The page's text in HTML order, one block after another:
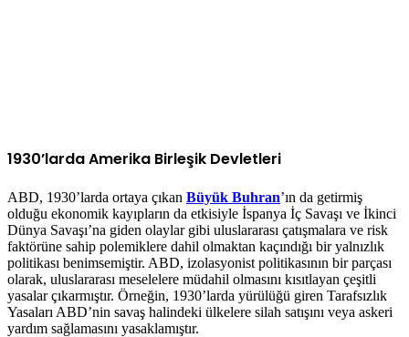
1930’larda Amerika Birleşik Devletleri
ABD, 1930’larda ortaya çıkan Büyük Buhran’ın da getirmiş
olduğu ekonomik kayıpların da etkisiyle İspanya İç Savaşı ve İkinci
Dünya Savaşı’na giden olaylar gibi uluslararası çatışmalara ve risk
faktörüne sahip polemiklere dahil olmaktan kaçındığı bir yalnızlık
politikası benimsemiştir. ABD, izolasyonist politikasının bir parçası
olarak, uluslararası meselelere müdahil olmasını kısıtlayan çeşitli
yasalar çıkarmıştır. Örneğin, 1930’larda yürülüğü giren Tarafsızlık
Yasaları ABD’nin savaş halindeki ülkelere silah satışını veya askeri
yardım sağlamasını yasaklamıştır.